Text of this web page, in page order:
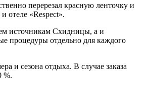
перерезал красную ленточку и
отеле «Respect».
источникам Схидницы, а и
процедуры отдельно для каждого
и сезона отдыха. В случае заказа
%.